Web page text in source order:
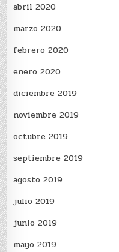
abril 2020
marzo 2020
febrero 2020
enero 2020
diciembre 2019
noviembre 2019
octubre 2019
septiembre 2019
agosto 2019
julio 2019
junio 2019
mayo 2019